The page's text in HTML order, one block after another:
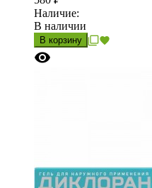
Наличие:
В наличии
В корзину